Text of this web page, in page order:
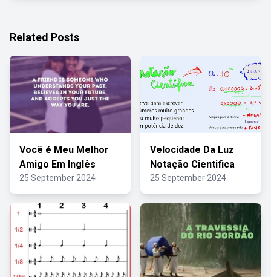
Related Posts
Você é Meu Melhor
Amigo Em Inglês
25 September 2024
Velocidade Da Luz
Notação Cientifica
25 September 2024